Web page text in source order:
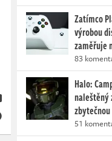
Zatímco
výrobou
zaměřuje
83
Halo:
naleštěný
51